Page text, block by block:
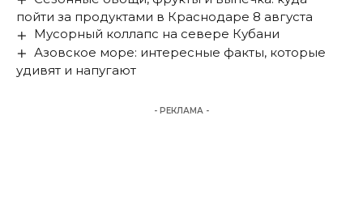
пойти за продуктами в Краснодаре 8 августа
Мусорный коллапс на севере Кубани
Азовское море: интересные факты, которые
удивят и напугают
- РЕКЛАМА -